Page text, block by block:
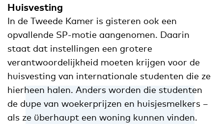
Huisvesting
In de Tweede Kamer is gisteren ook een
opvallende SP-motie aangenomen. Daarin
staat dat instellingen een grotere
verantwoordelijkheid moeten krijgen voor de
huisvesting van internationale studenten die ze
hierheen halen. Anders worden die studenten
de dupe van woekerprijzen en huisjesmelkers –
als ze überhaupt een woning kunnen vinden.